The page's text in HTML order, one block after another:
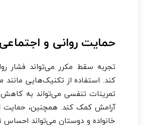
حمایت روانی و اجتماعی
تجربه سقط مکرر می‌تواند فشار
کند. استفاده از تکنیک‌هایی مانند
تمرینات تنفسی می‌تواند به
آرامش کمک کند. همچنین، حمایت
خانواده و دوستان می‌تواند